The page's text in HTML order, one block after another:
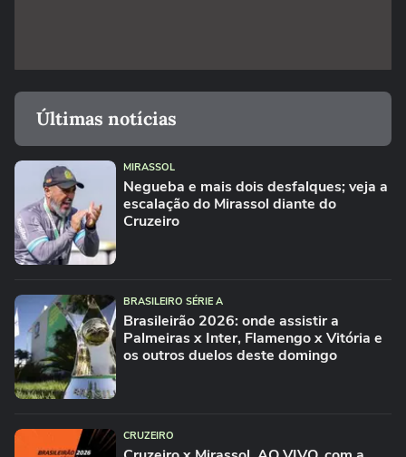
Últimas notícias
MIRASSOL
Negueba e mais dois desfalques; veja a
escalação do Mirassol diante do
Cruzeiro
BRASILEIRO SÉRIE A
Brasileirão 2026: onde assistir a
Palmeiras x Inter, Flamengo x Vitória e
os outros duelos deste domingo
CRUZEIRO